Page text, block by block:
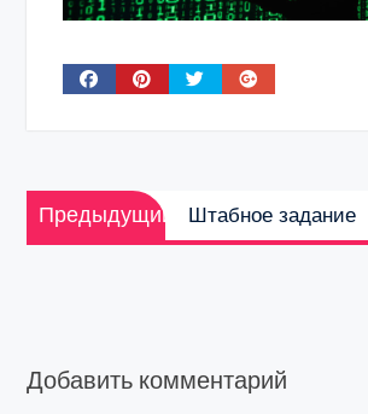
Навигация
по
записям
Предыдущий
Предыдущая
запись:
Штабное задание
Добавить комментарий